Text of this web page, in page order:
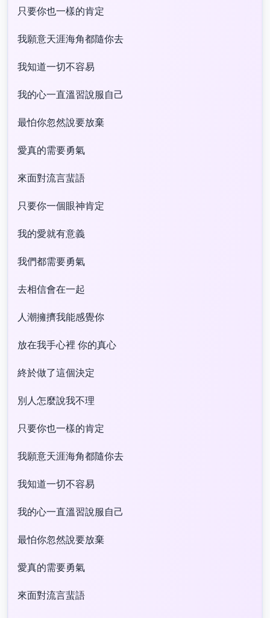
只要你也一樣的肯定
我願意天涯海角都隨你去
我知道一切不容易
我的心一直溫習說服自己
最怕你忽然說要放棄
愛真的需要勇氣
來面對流言蜚語
只要你一個眼神肯定
我的愛就有意義
我們都需要勇氣
去相信會在一起
人潮擁擠我能感覺你
放在我手心裡 你的真心
終於做了這個決定
別人怎麼說我不理
只要你也一樣的肯定
我願意天涯海角都隨你去
我知道一切不容易
我的心一直溫習說服自己
最怕你忽然說要放棄
愛真的需要勇氣
來面對流言蜚語